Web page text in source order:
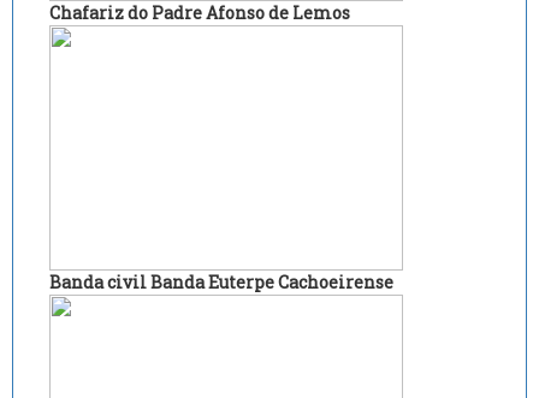
Chafariz do Padre Afonso de Lemos
Banda civil Banda Euterpe Cachoeirense